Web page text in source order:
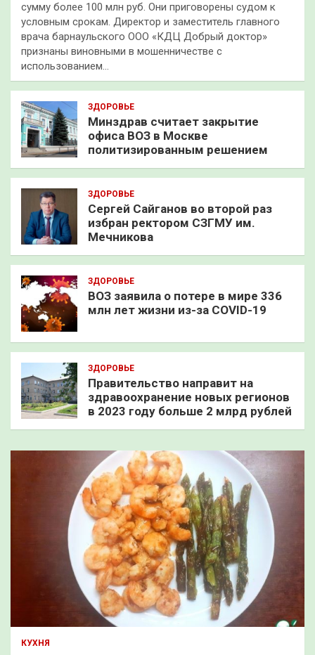
сумму более 100 млн руб. Они приговорены судом к
условным срокам. Директор и заместитель главного
врача барнаульского ООО «КДЦ Добрый доктор»
признаны виновными в мошенничестве с
использованием…
ЗДОРОВЬЕ
Минздрав считает закрытие
офиса ВОЗ в Москве
политизированным решением
ЗДОРОВЬЕ
Сергей Сайганов во второй раз
избран ректором СЗГМУ им.
Мечникова
ЗДОРОВЬЕ
ВОЗ заявила о потере в мире 336
млн лет жизни из-за COVID-19
ЗДОРОВЬЕ
Правительство направит на
здравоохранение новых регионов
в 2023 году больше 2 млрд рублей
КУХНЯ